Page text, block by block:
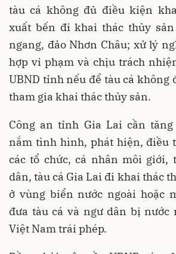
tàu cá không đủ điều kiện
xuất bến đi khai thác thủy
ngang, đảo Nhơn Châu; xử lý
hợp vi phạm và chịu trách
UBND tỉnh nếu để tàu cá không
tham gia khai thác thủy sản.
Công an tỉnh Gia Lai cần
nắm tình hình, phát hiện, điều
các tổ chức, cá nhân môi giới,
dân, tàu cá Gia Lai đi khai thác
ở vùng biển nước ngoài hoặc
đưa tàu cá và ngư dân bị nước
Việt Nam trái phép.